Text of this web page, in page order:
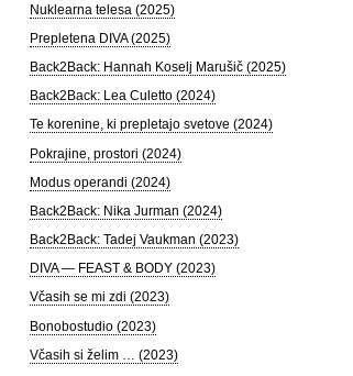
Nuklearna telesa (2025)
Prepletena DIVA (2025)
Back2Back: Hannah Koselj Marušič (2025)
Back2Back: Lea Culetto (2024)
Te korenine, ki prepletajo svetove (2024)
Pokrajine, prostori (2024)
Modus operandi (2024)
Back2Back: Nika Jurman (2024)
Back2Back: Tadej Vaukman (2023)
DIVA — FEAST & BODY (2023)
Včasih se mi zdi (2023)
Bonobostudio (2023)
Včasih si želim … (2023)